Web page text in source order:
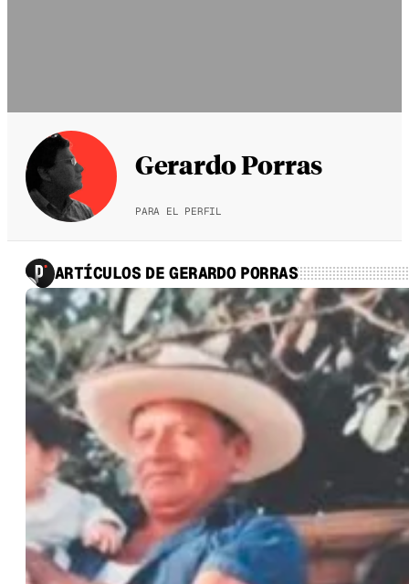
Gerardo Porras
PARA EL PERFIL
ARTÍCULOS DE GERARDO PORRAS